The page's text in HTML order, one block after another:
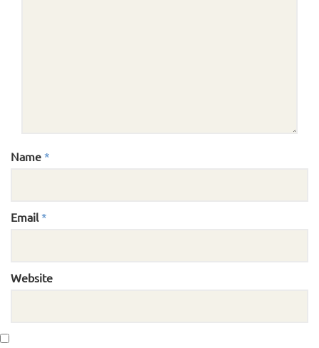
Name *
Email *
Website